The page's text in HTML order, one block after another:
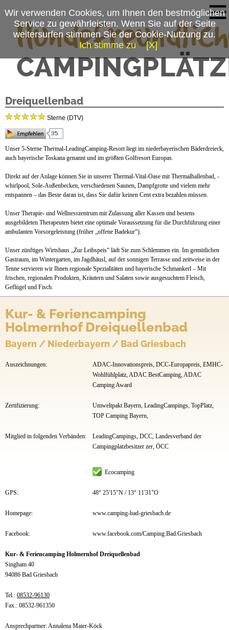
Campingplatzmenü
Stellplätze
Mietobjekte
Preise & Prospekte
News
Dreiquellenbad
Sterne (DTV)
Unser 5-Sterne Thermal-LeadingCamping-Resort liegt im niederbayerischen Bäderdreieck,
auch bayerische Toskana genannt und im größten Golfresort Europas.
Direkt auf der Anlage können Sie in unserer Thermal-Vital-Oase mit Thermalhallenbad, -
whirlpool, Sole-Außenbecken, verschiedenen Saunen, Dampfgrotte und vielem mehr
entspannen – das Beste daran ist, dass Sie dafür keinen Cent extra bezahlen müssen.
Unser Therapie- und Wellnesszentrum mit Zulassung aller Kassen und bestens
ausgebildeten Therapeuten bietet eine optimale Voraussetzung für die Durchführung einer
ambulanten Vorsorgeleistung (früher „offene Badekur“).
Unser zünftiges Wirtshaus „Zur Leibspeis“ lädt Sie zum Schlemmen ein. Im gemütlichen
Gastraum, im Wintergarten, im Jagdhäusl, auf der sonnigen Terrasse und zeitweise in der
Tenne servieren wir Ihnen regionale Spezialitäten und bayerische Schmankerl – Mit
frischen, regionalen Produkten, Kräutern und Salaten sowie ausgesuchtem Fleisch,
Geflügel und Fisch.
Kur- & Feriencamping
Holmernhof Dreiquellenbad
Bayern / Niederbayern / Bad Griesbach
Auszeichnungen:
ADAC-Innovationspreis, DCC-Europapreis, EMHC-
Wohlfühlplatz, ADAC BestCamping, ADAC
Camping Award
Zertifizierung:
Umweltpakt Bayern, LeadingCampings, TopPlatz,
TOP Camping Bayern,
Mitglied in folgenden Verbänden:
LeadingCampings, DCC, Landesverband der
Campingplatzbesitzer zer, ÖCC
Ecocamping
GPS: 48° 25'15"N / 13° 11'31"O
Homepage: www.camping-bad-griesbach.de
Facebook: www.facebook.com/Camping.Bad.Griesbach
Kur- & Feriencamping Holmernhof Dreiquellenbad
Singham 40
94086 Bad Griesbach
Tel.: 08532-96130
Fax.: 08532-961350
Ansprechpartner: Annalena Maier-Köck
Wir verwenden Cookies, um Ihnen den bestmöglichen
Service zu gewährleisten. Wenn Sie auf der Seite
weitersurfen stimmen Sie der Cookie-Nutzung zu.
Ich stimme zu
[X]